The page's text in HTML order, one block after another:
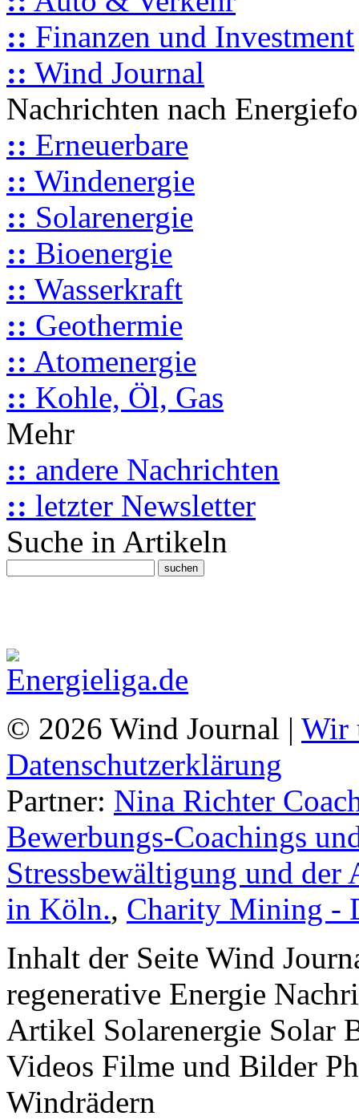
:: Finanzen und Investment
:: Wind Journal
Nachrichten nach
:: Erneuerbare
:: Windenergie
:: Solarenergie
:: Bioenergie
:: Wasserkraft
:: Geothermie
:: Atomenergie
:: Kohle, Öl, Gas
Mehr
:: andere Nachrichten
:: letzter Newsletter
Suche in Artikeln
© 2026 Wind Journal | Wir
Datenschutzerklärung
Partner: Nina Richter
Bewerbungs-Coachings
Stressbewältigung und
in Köln., Charity Mining -
Inhalt der Seite Wind
regenerative Energie
Artikel Solarenergie Solar
Videos Filme und Bilder
Windrädern